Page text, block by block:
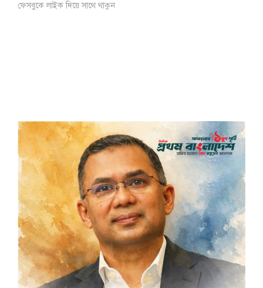
ফেসবুকে লাইক দিয়ে সাথে থাকুন